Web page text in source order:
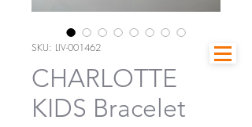
SKU: LIV-001462
CHARLOTTE
KIDS Bracelet